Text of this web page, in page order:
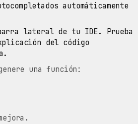
automáticamente
lateral de tu IDE. Prueba
del código
una función: